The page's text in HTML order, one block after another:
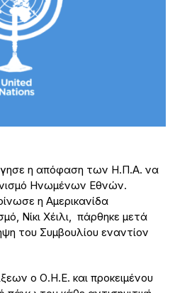
η απόφαση των Η.Π.Α. να
Ηνωμένων Εθνών.
η Αμερικανίδα
Νίκι Χέιλι, πάρθηκε μετά
του Συμβουλίου εναντίον
ο Ο.Η.Ε. και προκειμένου